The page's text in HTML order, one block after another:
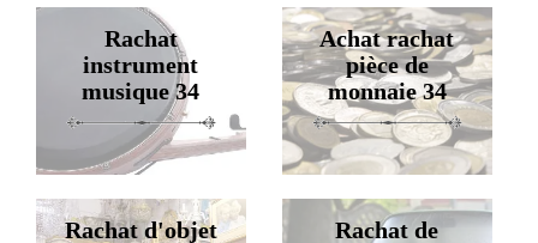
Rachat
instrument
musique 34
Achat rachat
pièce de
monnaie 34
Rachat d'objet
Rachat de